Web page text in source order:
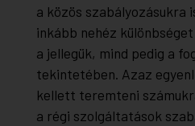
a közös szabályozásukra
inkább nehéz
a jellegük, mind pedig a
tekintetében. Azaz
kellett teremteni
a régi szolgáltatások